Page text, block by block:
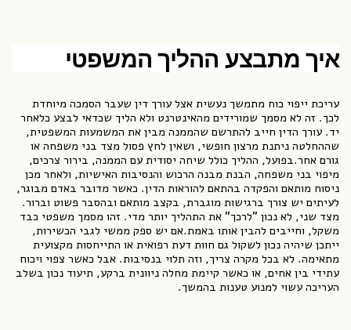
איך מתבצע ההליך המשפטי
עריכת ייפוי כוח מתמשך נעשית אצל עורך דין שעבר הסמכה מיוחדת
לכך. זה לא מסמך שמורידים מהאינטרנט ולא הליך שכדאי לבצע כלאחר
יד. עורך הדין חייב להתרשם שהממנה מבין את המשמעות המשפטית,
שההחלטה ניתנת מרצון חופשי, ושאין לחץ פסול מצד בני משפחה או
גורם אחר.בפועל, ההליך כולל שיחה יסודית עם הממנה, בירור צרכים,
מיפוי בני משפחה, הבנת מבנה הרכוש והנסיבות האישיות, ולאחר מכן
ניסוח מותאם והפקדה בהתאם להוראות הדין. כאשר מדובר באדם מבוגר,
לעיתים יש צורך ברגישות מוגברת, בקצב מותאם ובהסבר פשוט וברור.
מצד שני, לא נכון "לרכך" את התהליך יותר מדי. זהו מסמך משפטי כבד
משקל, וחייבים להבין אותו באמת.אם יש ספק ממשי לגבי הכשירות,
ייתכן שיהיה נכון לשקול גם חוות דעת רפואית או התייחסות מקצועית
מתאימה. לא בכל מקרה צריך, וזה תלוי בנסיבות. אבל כאשר צפוי ויכוח
עתידי בין אחים, או כאשר קיימת מחלה ניוונית ברקע, תיעוד נכון בשלב
העריכה עשוי למנוע טענות בהמשך.